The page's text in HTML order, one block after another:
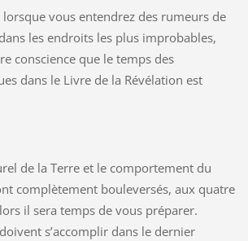
lorsque vous entendrez des rumeurs de
les endroits les plus improbables,
conscience que le temps des
dans le Livre de la Révélation est
de la Terre et le comportement du
complètement bouleversés, aux quatre
il sera temps de vous préparer.
s’accomplir dans le dernier